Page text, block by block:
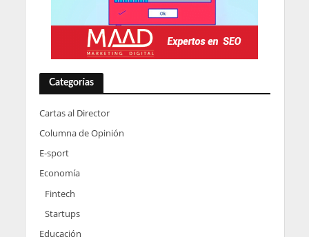
Categorías
Cartas al Director
Columna de Opinión
E-sport
Economía
Fintech
Startups
Educación